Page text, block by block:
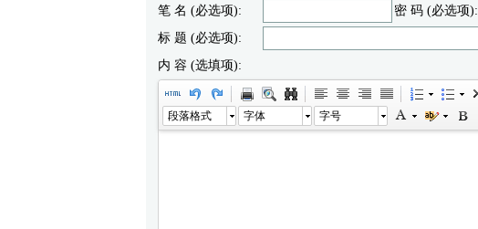
笔 名 (必选项): 密 码 (必选项):
标 题 (必选项):
内 容 (选填项):
段落格式 字体 字号